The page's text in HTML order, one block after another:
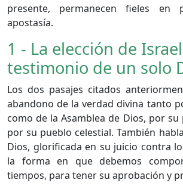
presente, permanecen fieles en
apostasía.
1 - La elección de
testimonio de un solo
Los dos pasajes citados
abandono de la verdad divina tanto
como de la Asamblea de Dios, por
por su pueblo celestial. También
Dios, glorificada en su juicio contra
la forma en que debemos
tiempos, para tener su aprobación y